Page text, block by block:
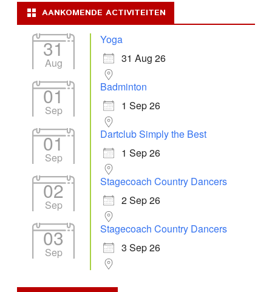
AANKOMENDE ACTIVITEITEN
31
Aug
Yoga
31 Aug 26
01
Sep
Badminton
1 Sep 26
01
Sep
Dartclub Simply the Best
1 Sep 26
02
Sep
Stagecoach Country Dancers
2 Sep 26
03
Sep
Stagecoach Country Dancers
3 Sep 26